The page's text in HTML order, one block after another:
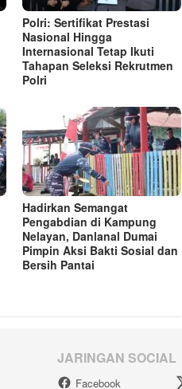
Polri: Sertifikat Prestasi
Nasional Hingga
Internasional Tetap Ikuti
Tahapan Seleksi Rekrutmen
Polri
Hadirkan Semangat
Pengabdian di Kampung
Nelayan, Danlanal Dumai
Pimpin Aksi Bakti Sosial dan
Bersih Pantai
JARINGAN SOCIAL
Facebook